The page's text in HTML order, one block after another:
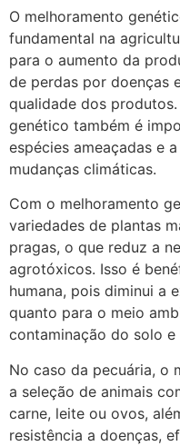
O melhoramento
fundamental na
para o aumento da
de perdas por doenças
qualidade dos
genético também é
espécies ameaçadas e
mudanças climáticas.
Com o melhoramento
variedades de plantas
pragas, o que reduz a
agrotóxicos. Isso é
humana, pois diminui a
quanto para o meio
contaminação do solo e
No caso da pecuária, o
a seleção de animais
carne, leite ou ovos,
resistência a doenças,